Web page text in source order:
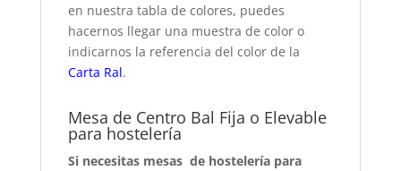
en nuestra tabla de colores, puedes
hacernos llegar una muestra de color o
indicarnos la referencia del color de la
Carta Ral.
Mesa de Centro Bal Fija o Elevable
para hostelería
Si necesitas mesas de hostelería para